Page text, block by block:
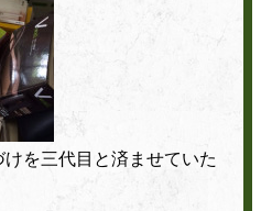
を三代目と済ませていた